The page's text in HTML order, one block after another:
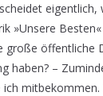
»Unsere
große öffentliche
haben? –
mitbekommen.